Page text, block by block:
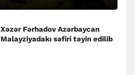
Xəzər Fərhadov Azərbaycan
Malayziyadakı səfiri təyin edilib